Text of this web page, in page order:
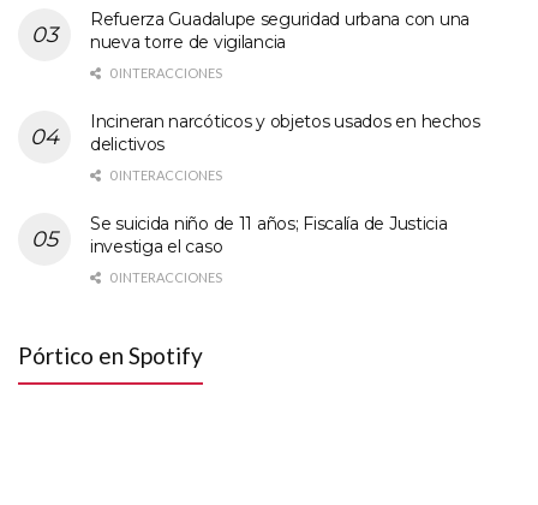
Refuerza Guadalupe seguridad urbana con una
nueva torre de vigilancia
0 INTERACCIONES
Incineran narcóticos y objetos usados en hechos
delictivos
0 INTERACCIONES
Se suicida niño de 11 años; Fiscalía de Justicia
investiga el caso
0 INTERACCIONES
Pórtico en Spotify